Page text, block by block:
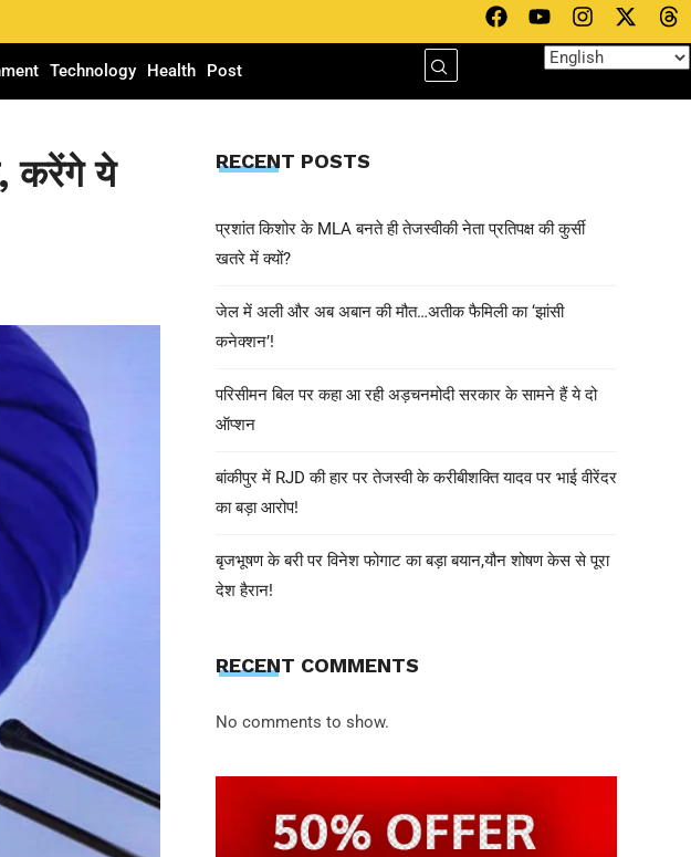
Technology Health Post
करेंगे ये
RECENT POSTS
प्रशांत किशोर के MLA बनते ही तेजस्वीकी नेता प्रतिपक्ष की कुर्सी
खतरे में क्यों?
जेल में अली और अब अबान की मौत…अतीक फैमिली का ‘झांसी
कनेक्शन’!
परिसीमन बिल पर कहा आ रही अड़चनमोदी सरकार के सामने हैं ये दो
ऑप्शन
बांकीपुर में RJD की हार पर तेजस्वी के करीबीशक्ति यादव पर भाई वीरेंदर
का बड़ा आरोप!
बृजभूषण के बरी पर विनेश फोगाट का बड़ा बयान,यौन शोषण केस से पूरा
देश हैरान!
RECENT COMMENTS
No comments to show.